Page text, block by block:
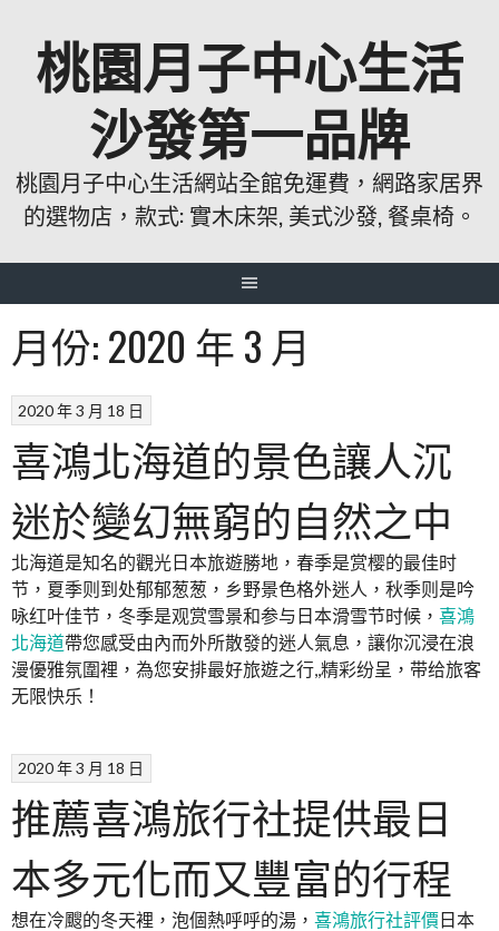
桃園月子中心生活
沙發第一品牌
桃園月子中心生活網站全館免運費，網路家居界
的選物店，款式: 實木床架, 美式沙發, 餐桌椅。
月份:2020 年 3 月
2020 年 3 月 18 日
喜鴻北海道的景色讓人沉
迷於變幻無窮的自然之中
北海道是知名的觀光日本旅遊勝地，春季是赏樱的最佳时
节，夏季则到处郁郁葱葱，乡野景色格外迷人，秋季则是吟
咏红叶佳节，冬季是观赏雪景和参与日本滑雪节时候， 喜鴻
北海道帶您感受由內而外所散發的迷人氣息，讓你沉浸在浪
漫優雅氛圍裡，為您安排最好旅遊之行,,精彩纷呈，带给旅客
无限快乐！
2020 年 3 月 18 日
推薦喜鴻旅行社提供最日
本多元化而又豐富的行程
想在冷颼的冬天裡，泡個熱呼呼的湯， 喜鴻旅行社評價日本